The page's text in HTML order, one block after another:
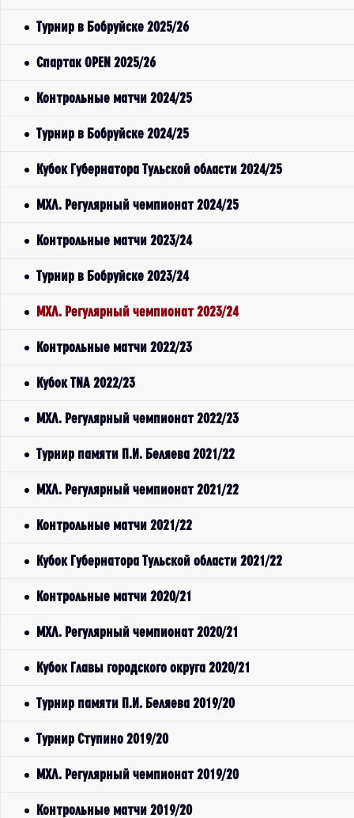
Турнир в Бобруйске 2025/26
Спартак OPEN 2025/26
Контрольные матчи 2024/25
Турнир в Бобруйске 2024/25
Кубок Губернатора Тульской области 2024/25
МХЛ. Регулярный чемпионат 2024/25
Контрольные матчи 2023/24
Турнир в Бобруйске 2023/24
МХЛ. Регулярный чемпионат 2023/24
Контрольные матчи 2022/23
Кубок TNA 2022/23
МХЛ. Регулярный чемпионат 2022/23
Турнир памяти П.И. Беляева 2021/22
МХЛ. Регулярный чемпионат 2021/22
Контрольные матчи 2021/22
Кубок Губернатора Тульской области 2021/22
Контрольные матчи 2020/21
МХЛ. Регулярный чемпионат 2020/21
Кубок Главы городского округа 2020/21
Турнир памяти П.И. Беляева 2019/20
Турнир Ступино 2019/20
МХЛ. Регулярный чемпионат 2019/20
Контрольные матчи 2019/20